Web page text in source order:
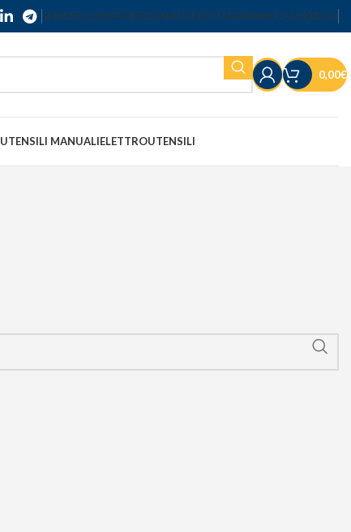
SERVIZIO CLIENTISPEDIZIONIRESI E RECESSITERMINI E CONDIZIONI
0,00€
UTENSILI MANUALIELETTROUTENSILI